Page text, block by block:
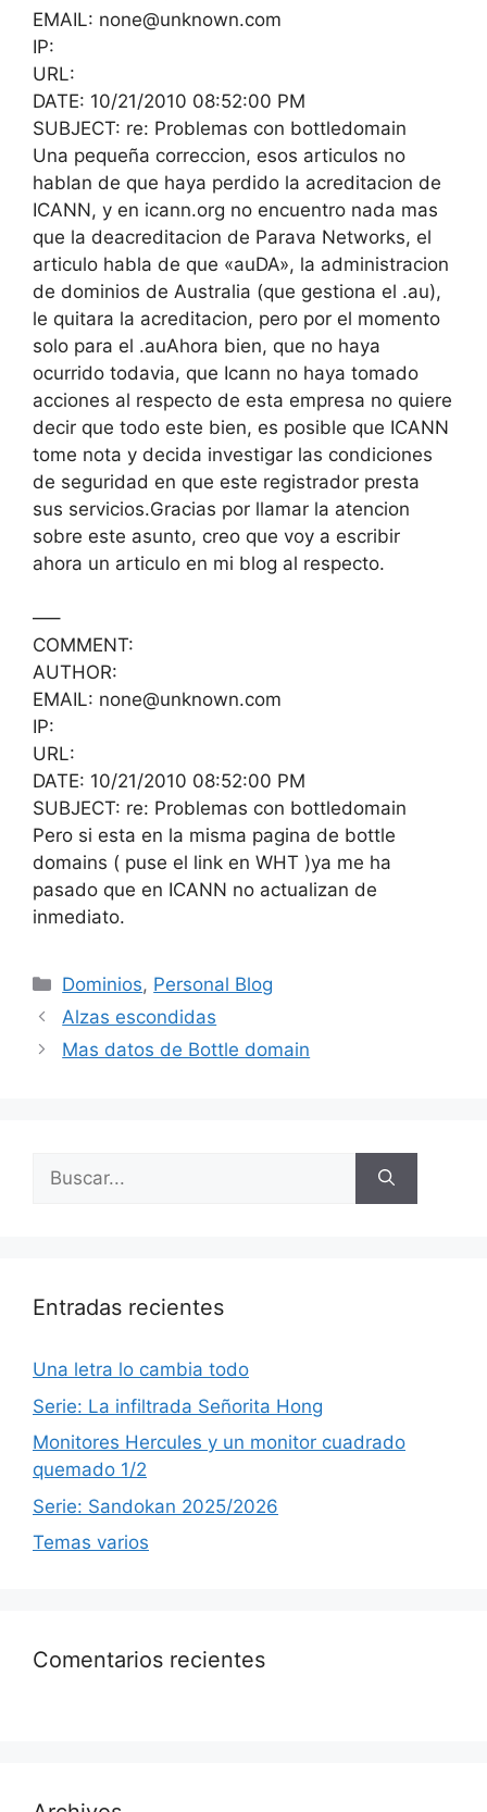
EMAIL: none@unknown.com
IP:
URL:
DATE: 10/21/2010 08:52:00 PM
SUBJECT: re: Problemas con bottledomain
Una pequeña correccion, esos articulos no
hablan de que haya perdido la acreditacion de
ICANN, y en icann.org no encuentro nada mas
que la deacreditacion de Parava Networks, el
articulo habla de que «auDA», la administracion
de dominios de Australia (que gestiona el .au),
le quitara la acreditacion, pero por el momento
solo para el .auAhora bien, que no haya
ocurrido todavia, que Icann no haya tomado
acciones al respecto de esta empresa no quiere
decir que todo este bien, es posible que ICANN
tome nota y decida investigar las condiciones
de seguridad en que este registrador presta
sus servicios.Gracias por llamar la atencion
sobre este asunto, creo que voy a escribir
ahora un articulo en mi blog al respecto.
—–
COMMENT:
AUTHOR:
EMAIL: none@unknown.com
IP:
URL:
DATE: 10/21/2010 08:52:00 PM
SUBJECT: re: Problemas con bottledomain
Pero si esta en la misma pagina de bottle
domains ( puse el link en WHT )ya me ha
pasado que en ICANN no actualizan de
inmediato.
Categorías
Dominios, Personal Blog
Alzas escondidas
Mas datos de Bottle domain
Buscar:
Entradas recientes
Una letra lo cambia todo
Serie: La infiltrada Señorita Hong
Monitores Hercules y un monitor cuadrado
quemado 1/2
Serie: Sandokan 2025/2026
Temas varios
Comentarios recientes